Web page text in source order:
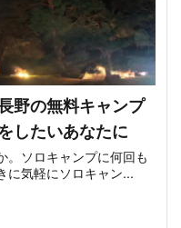
野の無料キャンプ
したいあなたに
。ソロキャンプに何回も
に気軽にソロキャン...